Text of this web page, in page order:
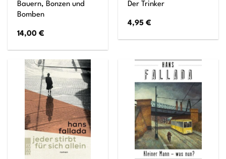
Bauern, Bonzen und
Bomben
14,00€
Der Trinker
4,95€